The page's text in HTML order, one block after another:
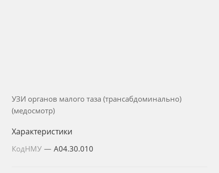
УЗИ органов малого таза (трансабдоминально)
(медосмотр)
Характеристики
КодНМУ — A04.30.010